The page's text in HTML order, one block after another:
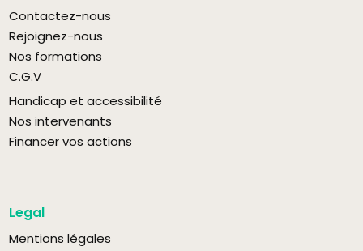
Contactez-nous
Rejoignez-nous
Nos formations
C.G.V
Handicap et accessibilité
Nos intervenants
Financer vos actions
Legal
Mentions légales